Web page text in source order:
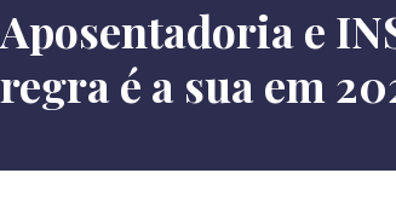
Aposentadoria e
regra é a sua em